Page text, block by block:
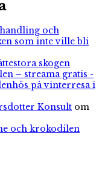
och
som inte ville bli
skogen
– streama gratis -
på vinterresa i
Konsult om
och krokodilen